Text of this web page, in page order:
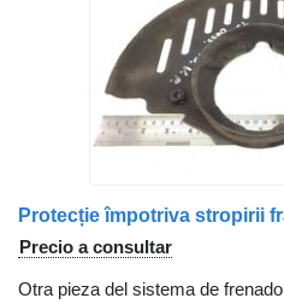
Precio a consultar
Otra pieza del sistema de frenado